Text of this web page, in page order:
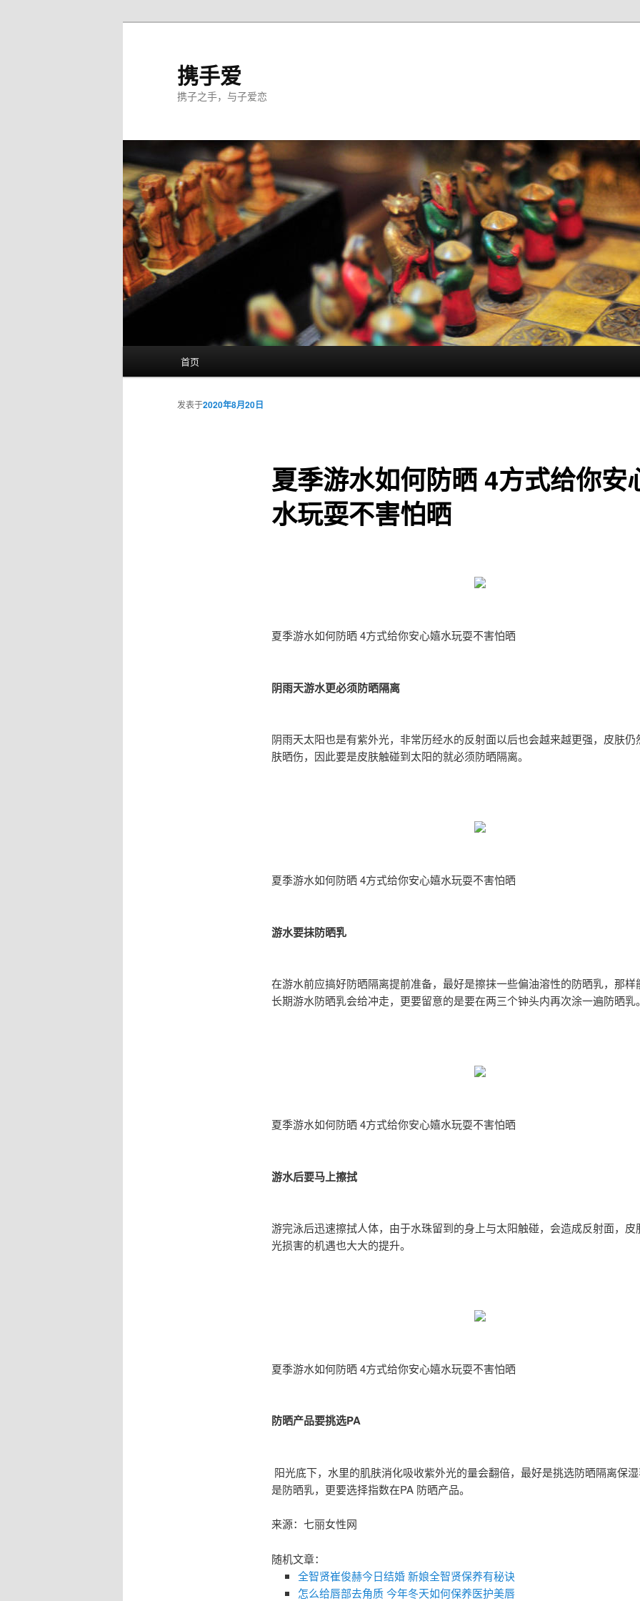
携手爱
携子之手，与子爱恋
首页
夏季游水如何防晒 4方式给你安
水玩耍不害怕晒
发表于2020年8月20日
夏季游水如何防晒 4方式给你安心嬉水玩耍不害怕晒
阴雨天游水更必须防晒隔离
阴雨天太阳也是有紫外光，非常历经水的反射面以后也会越来越更强，皮肤仍
肤晒伤，因此要是皮肤触碰到太阳的就必须防晒隔离。
夏季游水如何防晒 4方式给你安心嬉水玩耍不害怕晒
游水要抹防晒乳
在游水前应搞好防晒隔离提前准备，最好是擦抹一些偏油溶性的防晒乳，那样
长期游水防晒乳会给冲走，更要留意的是要在两三个钟头内再次涂一遍防晒乳
夏季游水如何防晒 4方式给你安心嬉水玩耍不害怕晒
游水后要马上擦拭
游完泳后迅速擦拭人体，由于水珠留到的身上与太阳触碰，会造成反射面，皮
光损害的机遇也大大的提升。
夏季游水如何防晒 4方式给你安心嬉水玩耍不害怕晒
防晒产品要挑选PA
阳光底下，水里的肌肤消化吸收紫外光的量会翻倍，最好是挑选防晒隔离保
是防晒乳，更要选择指数在PA 防晒产品。
来源：七丽女性网
随机文章：
全智贤崔俊赫今日结婚 新娘全智贤保养有秘诀
怎么给唇部去角质 今年冬天如何保养医护美唇